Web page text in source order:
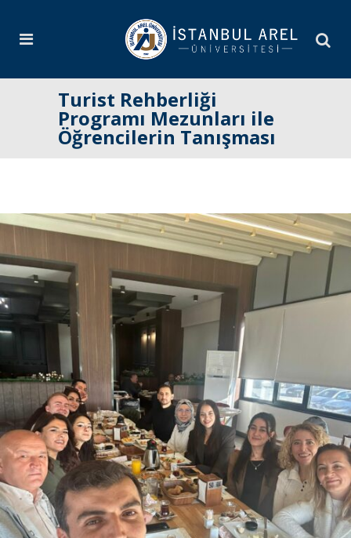
Turist Rehberliği
Programı Mezunları ile
Öğrencilerin Tanışması